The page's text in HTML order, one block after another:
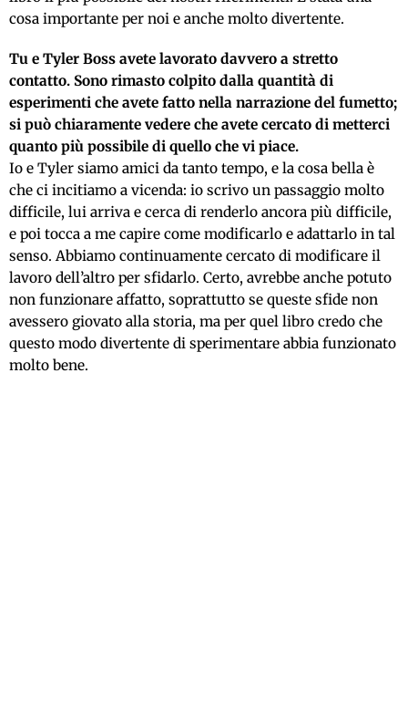
cosa importante per noi e anche molto divertente.
Tu e Tyler Boss avete lavorato davvero a stretto
contatto. Sono rimasto colpito dalla quantità di
esperimenti che avete fatto nella narrazione del fumetto;
si può chiaramente vedere che avete cercato di metterci
quanto più possibile di quello che vi piace.
Io e Tyler siamo amici da tanto tempo, e la cosa bella è
che ci incitiamo a vicenda: io scrivo un passaggio molto
difficile, lui arriva e cerca di renderlo ancora più difficile,
e poi tocca a me capire come modificarlo e adattarlo in tal
senso. Abbiamo continuamente cercato di modificare il
lavoro dell’altro per sfidarlo. Certo, avrebbe anche potuto
non funzionare affatto, soprattutto se queste sfide non
avessero giovato alla storia, ma per quel libro credo che
questo modo divertente di sperimentare abbia funzionato
molto bene.